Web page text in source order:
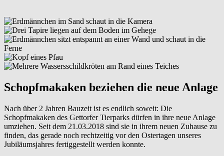
Schopfmakaken beziehen die neue Anlage
Nach über 2 Jahren Bauzeit ist es endlich soweit: Die
Schopfmakaken des Gettorfer Tierparks dürfen in ihre neue Anlage
umziehen. Seit dem 21.03.2018 sind sie in ihrem neuen Zuhause zu
finden, das gerade noch rechtzeitig vor den Ostertagen unseres
Jubiläumsjahres fertiggestellt werden konnte.